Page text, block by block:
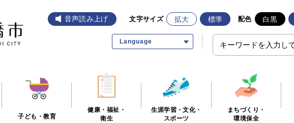
音声読み上げ 文字サイズ 拡大 標準 配色 白黒
Language
子ども・教育
健康・福祉・
衛生
生涯学習・文化・
スポーツ
まちづくり・
環境保全